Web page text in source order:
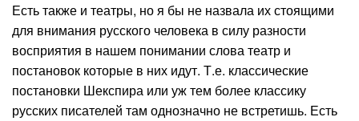
Есть также и театры, но я бы не назвала их стоящими
для внимания русского человека в силу разности
восприятия в нашем понимании слова театр и
постановок которые в них идут. Т.е. классические
постановки Шекспира или уж тем более классику
русских писателей там однозначно не встретишь. Есть